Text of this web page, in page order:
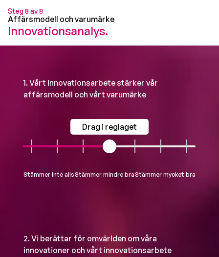
Steg 8 av 8
Affärsmodell och varumärke
Innovationsanalys.
1. Vårt innovationsarbete stärker vår
affärsmodell och vårt varumärke
Drag i reglaget
Stämmer inte allsStämmer mindre braStämmer mycket bra
2. Vi berättar för omvärlden om våra
innovationer och vårt innovationsarbete